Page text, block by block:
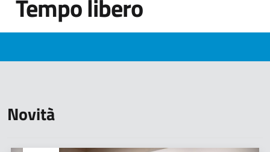
Tempo libero
Novità